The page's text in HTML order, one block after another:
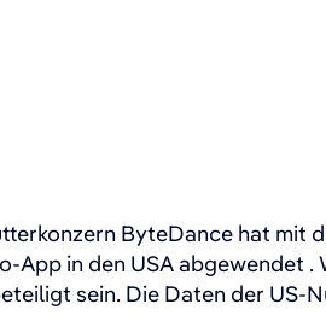
ByteDance hat mit
App ⁠in den USA abgewendet .
sein. Die Daten der